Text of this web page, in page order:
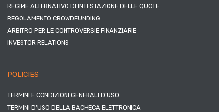
REGIME ALTERNATIVO DI INTESTAZIONE DELLE QUOTE
REGOLAMENTO CROWDFUNDING
ARBITRO PER LE CONTROVERSIE FINANZIARIE
INVESTOR RELATIONS
POLICIES
TERMINI E CONDIZIONI GENERALI D’USO
TERMINI D’USO DELLA BACHECA ELETTRONICA